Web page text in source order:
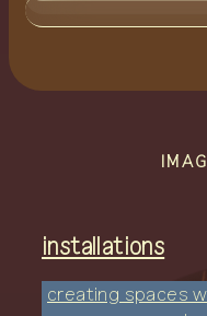
daytime schedule
installations
creating spaces